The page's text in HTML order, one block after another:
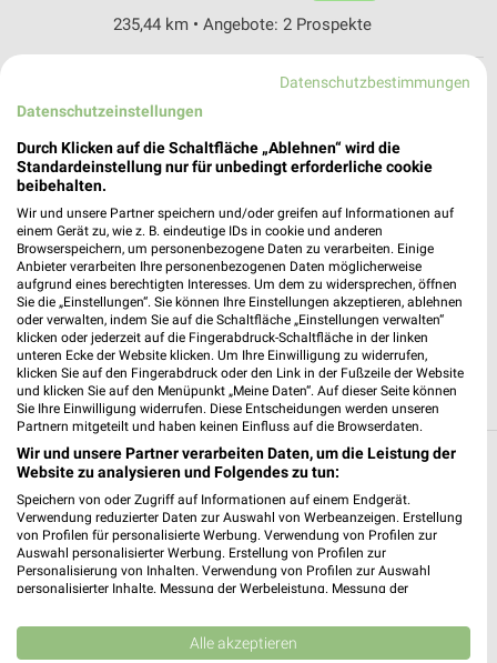
235,44 km • Angebote: 2 Prospekte
Netto Marken-Discount Erfurt
Moskauer Platz 20
99091 Erfurt
Heute 07:00 - 21:00 Uhr | Geöffnet
235,92 km • Angebote: 3 Prospekte
ALDI Nord Erfurt
Scheidemantelweg 9
99091 Erfurt
Heute 07:00 - 20:00 Uhr | Geöffnet
235,93 km • Angebote: 4 Prospekte
Discounter Angebote und Prospekte für
Schloßvippach
15 Prospekte
NORMA Lidl
Datenschutzbestimmungen
Datenschutzeinstellungen
Durch Klicken auf die Schaltfläche „Ablehnen“ wird die
Standardeinstellung nur für unbedingt erforderliche cookie
beibehalten.
Wir und unsere Partner speichern und/oder greifen auf Informationen auf
einem Gerät zu, wie z. B. eindeutige IDs in cookie und anderen
Browserspeichern, um personenbezogene Daten zu verarbeiten. Einige
Anbieter verarbeiten Ihre personenbezogenen Daten möglicherweise
aufgrund eines berechtigten Interesses. Um dem zu widersprechen, öffnen
Sie die „Einstellungen“. Sie können Ihre Einstellungen akzeptieren, ablehnen
oder verwalten, indem Sie auf die Schaltfläche „Einstellungen verwalten“
klicken oder jederzeit auf die Fingerabdruck-Schaltfläche in der linken
unteren Ecke der Website klicken. Um Ihre Einwilligung zu widerrufen,
klicken Sie auf den Fingerabdruck oder den Link in der Fußzeile der Website
und klicken Sie auf den Menüpunkt „Meine Daten“. Auf dieser Seite können
Sie Ihre Einwilligung widerrufen. Diese Entscheidungen werden unseren
Partnern mitgeteilt und haben keinen Einfluss auf die Browserdaten.
Wir und unsere Partner verarbeiten Daten, um die Leistung der
Website zu analysieren und Folgendes zu tun:
Speichern von oder Zugriff auf Informationen auf einem Endgerät.
Verwendung reduzierter Daten zur Auswahl von Werbeanzeigen. Erstellung
von Profilen für personalisierte Werbung. Verwendung von Profilen zur
Auswahl personalisierter Werbung. Erstellung von Profilen zur
Personalisierung von Inhalten. Verwendung von Profilen zur Auswahl
personalisierter Inhalte. Messung der Werbeleistung. Messung der
Kombinationen von Daten aus verschiedenen Quellen. Entwicklung und
Verbesserung der Angebote. Verwendung reduzierter Daten zur Auswahl
von Inhalten.
Alle akzeptieren